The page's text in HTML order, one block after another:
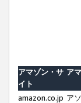
アマゾン・サ
イト
ア
amazon.co.jp ア